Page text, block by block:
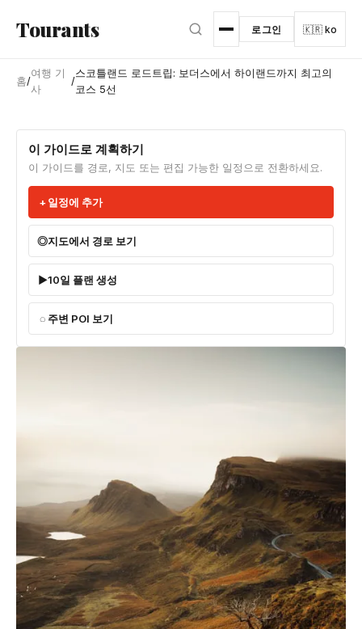
Tourants 로그인 🇰🇷 ko
홈/
여행 기
사
/
스코틀랜드 로드트립: 보더스에서 하이랜드까지 최고의
코스 5선
이 가이드로 계획하기
이 가이드를 경로, 지도 또는 편집 가능한 일정으로 전환하세요.
일정에 추가
지도에서 경로 보기
10일 플랜 생성
주변 POI 보기